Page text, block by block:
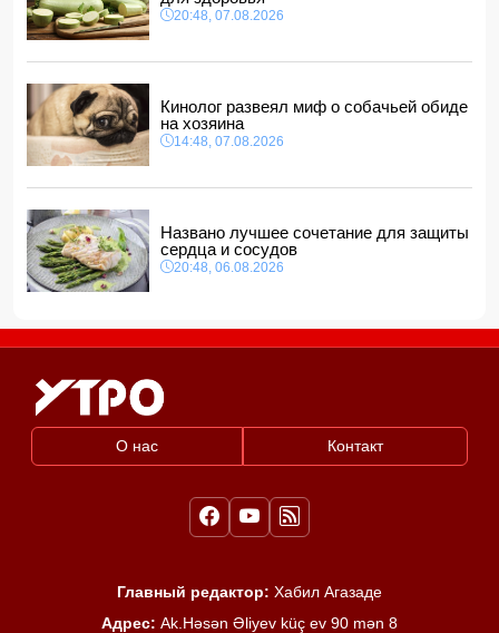
всех сторон»
11:34, 08.08.2026 20:48, 07.08.2026
Кинолог развеял миф о собачьей обиде
на хозяина
14:48, 07.08.2026
Названо лучшее сочетание для защиты
сердца и сосудов
20:48, 06.08.2026
О нас Контакт
Главный редактор: Хабил Агазаде
Адрес: Ak.Həsən Əliyev küç ev 90 mən 8